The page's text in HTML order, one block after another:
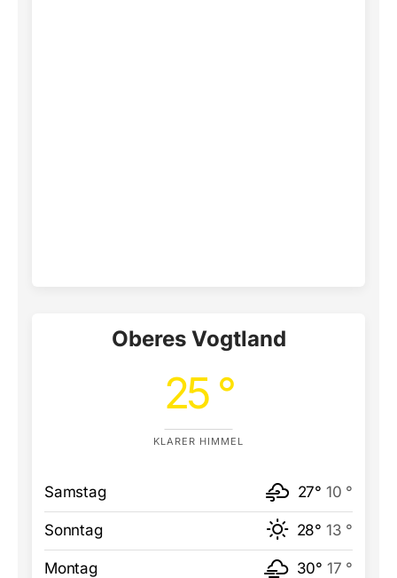
Oberes Vogtland
25 °
KLARER HIMMEL
Samstag 27° 10 °
Sonntag 28° 13 °
Montag 30° 17 °